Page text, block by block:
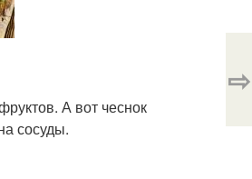
А вот чеснок
сосуды.
⇨